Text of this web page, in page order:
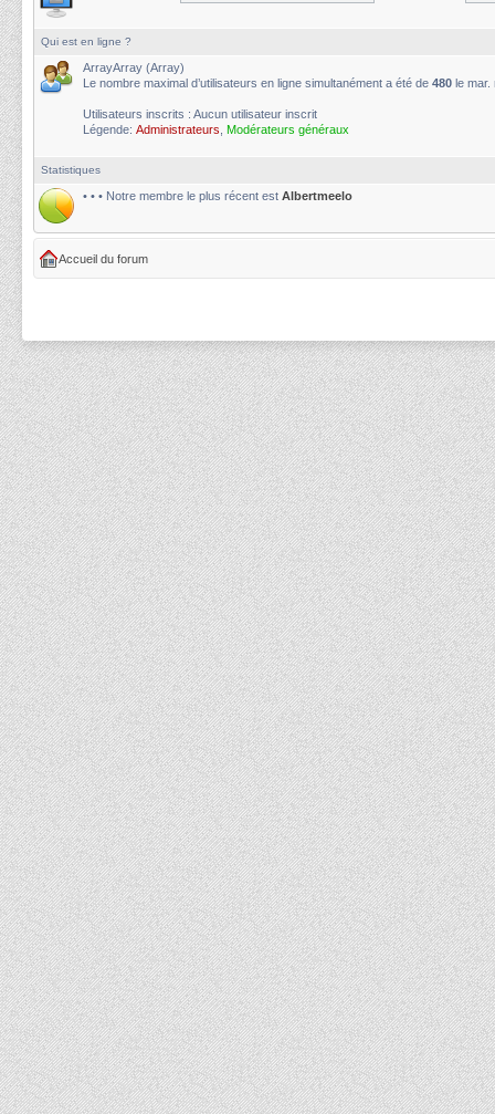
Qui est en ligne ?
ArrayArray (Array)
Le nombre maximal d’utilisateurs en ligne simultanément a été de 480 le mar.
Utilisateurs inscrits : Aucun utilisateur inscrit
Légende: Administrateurs Modérateurs généraux
Statistiques
• • • Notre membre le plus récent est Albertmeelo
Accueil du forum